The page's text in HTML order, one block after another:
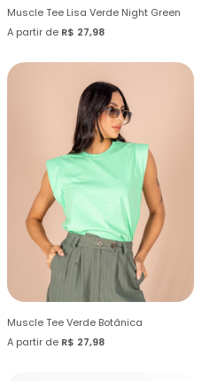
Muscle Tee Lisa Verde Night Green
A partir de R$ 27,98
Muscle Tee Verde Botânica
A partir de R$ 27,98